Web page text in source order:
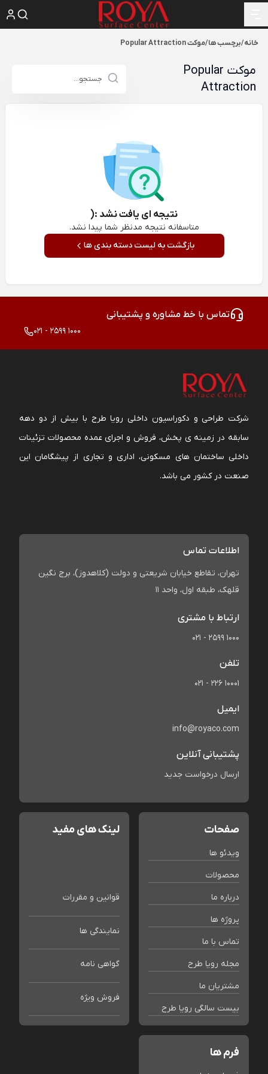
خانه/برچسب ها/موکت Popular Attraction
موکت Popular
Attraction
نتیجه ای یافت نشد :(
متاسفانه نتیجه مدنظر شما پیدا نشد.
بازگشت به لیست دسته بندی ها
تماس با خط مشاوره و پشتیبانی
021 - 2599 1000
شرکت طراحی و دکوراسیون داخلی رویا طرح با بیش از دو دهه
سابقه در زمینه ی پخش، فروش و اجرای عمده محصولات تزئینات
داخلی ساختمان های مسکونی، اداری و تجاری از پیشگامان این
صنعت در کشور می باشد.
اطلاعات تماس
تهران، تقاطع خیابان شریعتی و دولت (کلاهدوز)، برج نگین
قلهک، طبقه اول، واحد 11
ارتباط با مشتری
021 - 2599 1000
تلفن
021 - 226 10001
ایمیل
info@royaco.com
پشتیبانی آنلاین
ارسال درخواست جدید
صفحات
ویدئو ها
محصولات
درباره ما
پروژه ها
تماس با ما
مجله رویا طرح
مشتریان ما
بیست سالگی رویا طرح
لینک های مفید
قوانین و مقررات
نمایندگی ها
گواهی نامه
فروش ویژه
فرم ها